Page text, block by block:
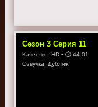
Сезон 3 Серия 11
Качество: HD • ⏱ 44:01
Озвучка: Дубляж